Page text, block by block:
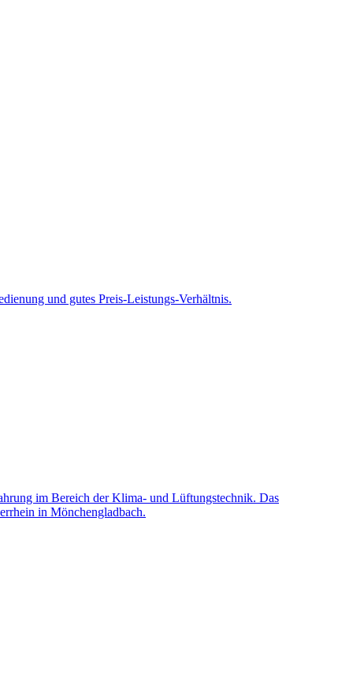
und gutes Preis-Leistungs-Verhältnis.
im Bereich der Klima- und Lüftungstechnik. Das
in Mönchengladbach.